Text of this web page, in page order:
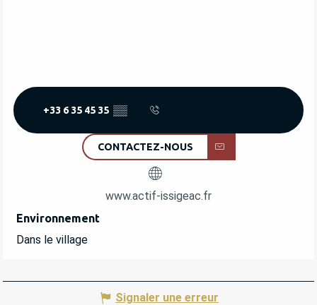
+33 6 35 45 35 ▒▒
CONTACTEZ-NOUS
www.actif-issigeac.fr
Environnement
Environnement
Dans le village
Signaler une erreur